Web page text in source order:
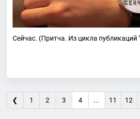
Сейчас. (Притча. Из цикла публикаций
❮ 1 2 3 4 ... 11 12